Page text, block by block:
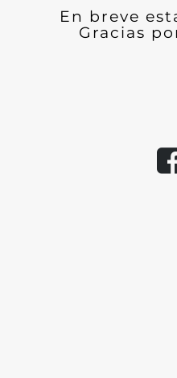
En breve
Gracias